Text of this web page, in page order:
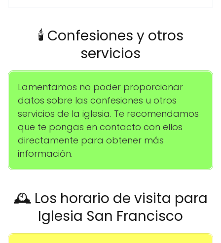
🕯️ Confesiones y otros
servicios
Lamentamos no poder proporcionar
datos sobre las confesiones u otros
servicios de la iglesia. Te recomendamos
que te pongas en contacto con ellos
directamente para obtener más
información.
🕰️ Los horario de visita para
Iglesia San Francisco